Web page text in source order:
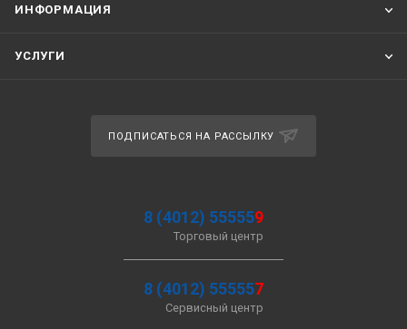
ИНФОРМАЦИЯ
УСЛУГИ
ПОДПИСАТЬСЯ НА РАССЫЛКУ
8 (4012) 555559
Торговый центр
8 (4012) 555557
Сервисный центр